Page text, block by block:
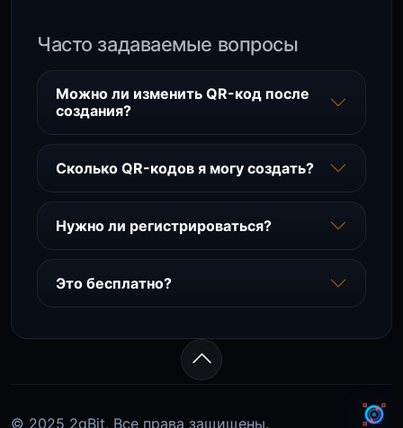
Часто задаваемые вопросы
Можно ли изменить QR-код после
создания?
Сколько QR-кодов я могу создать?
Нужно ли регистрироваться?
Это бесплатно?
© 2025 2qBit, Все права защищены.